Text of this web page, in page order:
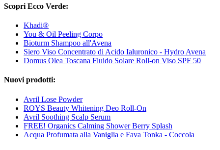
Scopri Ecco Verde:
Khadi®
You & Oil Peeling Corpo
Bioturm Shampoo all'Avena
Siero Viso Concentrato di Acido Ialuronico - Hydro Avena
Domus Olea Toscana Fluido Solare Roll-on Viso SPF 50
Nuovi prodotti:
Avril Lose Powder
ROYS Beauty Whitening Deo Roll-On
Avril Soothing Scalp Serum
FREE! Organics Calming Shower Berry Splash
Acqua Profumata alla Vaniglia e Fava Tonka - Coccola